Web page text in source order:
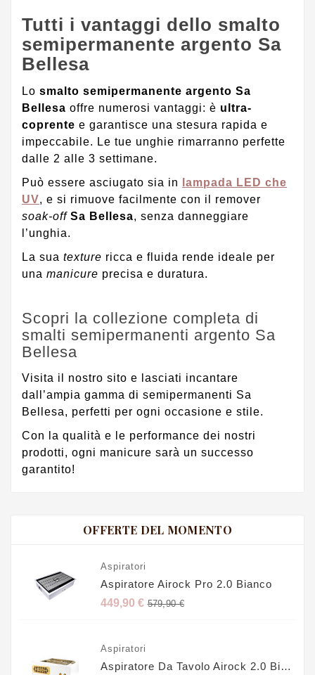
Tutti i vantaggi dello smalto
semipermanente argento Sa
Bellesa
Lo smalto semipermanente argento Sa
Bellesa offre numerosi vantaggi: è ultra-
coprente e garantisce una stesura rapida e
impeccabile. Le tue unghie rimarranno perfette
dalle 2 alle 3 settimane.
Può essere asciugato sia in
lampada LED che
UV, e si rimuove facilmente con il remover
soak-off Sa Bellesa, senza danneggiare
l’unghia.
La sua texture ricca e fluida rende ideale per
una manicure precisa e duratura.
Scopri la collezione completa di
smalti semipermanenti argento Sa
Bellesa
Visita il nostro sito e lasciati incantare
dall’ampia gamma di semipermanenti Sa
Bellesa, perfetti per ogni occasione e stile.
Con la qualità e le performance dei nostri
prodotti, ogni manicure sarà un successo
garantito!
OFFERTE DEL MOMENTO
Aspiratori
Aspiratore Airock Pro 2.0 Bianco
449,90 € 579,90 €Prezzo
Aspiratori
Aspiratore Da Tavolo Airock 2.0 Bianco